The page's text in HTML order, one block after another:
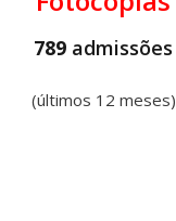
789 admissões
(últimos 12 meses)